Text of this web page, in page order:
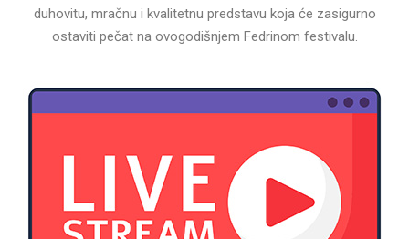
duhovitu, mračnu i kvalitetnu predstavu koja će zasigurno
ostaviti pečat na ovogodišnjem Fedrinom festivalu.